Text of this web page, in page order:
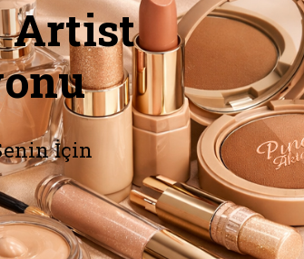
Artist
İçin